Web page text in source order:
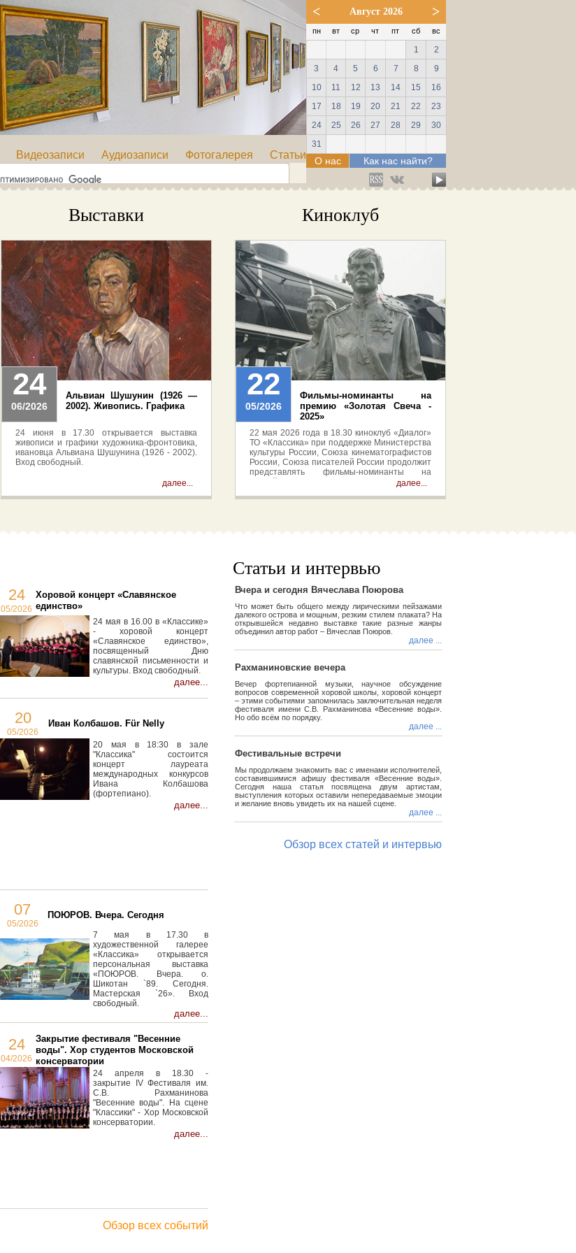
< Август 2026 >
пн вт ср чт пт сб вс
1
2
3
4 5 6 7 8
9
10
11 12 13 14 15
16
17
18 19 20 21 22
23
24
25 26 27 28 29
30
31
О нас Как нас найти?
Видеозаписи Аудиозаписи Фотогалерея Статьи
Выставки Киноклуб
Альвиан Шушунин (1926 —
2002). Живопись. Графика
24 июня в 17.30 открывается выставка
живописи и графики художника-фронтовика,
ивановца Альвиана Шушунина (1926 - 2002).
Вход свободный.
далее...
24
06/2026
Фильмы-номинанты на
премию «Золотая Свеча -
2025»
22 мая 2026 года в 18.30 киноклуб «Диалог»
ТО «Классика» при поддержке Министерства
культуры России, Союза кинематографистов
России, Союза писателей России продолжит
представлять фильмы-номинанты на
Российскую национальную премию в области
свободный.
далее...
22
05/2026
24
05/2026
Хоровой концерт «Славянское
единство»
24 мая в 16.00 в «Классике»
- хоровой концерт
«Славянское единство»,
посвященный Дню
славянской письменности и
культуры. Вход свободный.
далее...
20
05/2026
Иван Колбашов. Für Nelly
20 мая в 18:30 в зале
"Классика" состоится
концерт лауреата
международных конкурсов
Ивана Колбашова
(фортепиано).
далее...
07
05/2026
ПОЮРОВ. Вчера. Сегодня
7 мая в 17.30 в
художественной галерее
«Классика» открывается
персональная выставка
«ПОЮРОВ. Вчера. о.
Шикотан `89. Сегодня.
Мастерская `26». Вход
свободный.
далее...
24
04/2026
Закрытие фестиваля "Весенние
воды". Хор студентов Московской
консерватории
24 апреля в 18.30 -
закрытие IV Фестиваля им.
С.В. Рахманинова
"Весенние воды". На сцене
"Классики" - Хор Московской
консерватории.
далее...
Обзор всех событий
Статьи и интервью
Вчера и сегодня Вячеслава Поюрова
Что может быть общего между лирическими пейзажами
далекого острова и мощным, резким стилем плаката? На
открывшейся недавно выставке такие разные жанры
объединил автор работ – Вячеслав Поюров.
далее ...
Рахманиновские вечера
Вечер фортепианной музыки, научное обсуждение
вопросов современной хоровой школы, хоровой концерт
– этими событиями запомнилась заключительная неделя
фестиваля имени С.В. Рахманинова «Весенние воды».
Но обо всём по порядку.
далее ...
Фестивальные встречи
Мы продолжаем знакомить вас с именами исполнителей,
составившимися афишу фестиваля «Весенние воды».
Сегодня наша статья посвящена двум артистам,
выступления которых оставили непередаваемые эмоции
и желание вновь увидеть их на нашей сцене.
далее ...
Обзор всех статей и интервью